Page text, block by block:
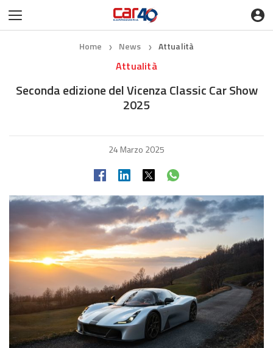
Home ❯ News ❯ Attualità
Attualità
Seconda edizione del Vicenza Classic Car Show
2025
24 Marzo 2025